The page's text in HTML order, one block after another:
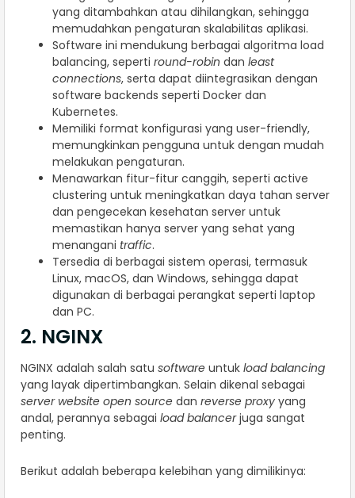
yang ditambahkan atau dihilangkan, sehingga
memudahkan pengaturan skalabilitas aplikasi.
Software ini mendukung berbagai algoritma load
balancing, seperti round-robin dan least
connections, serta dapat diintegrasikan dengan
software backends seperti Docker dan
Kubernetes.
Memiliki format konfigurasi yang user-friendly,
memungkinkan pengguna untuk dengan mudah
melakukan pengaturan.
Menawarkan fitur-fitur canggih, seperti active
clustering untuk meningkatkan daya tahan server
dan pengecekan kesehatan server untuk
memastikan hanya server yang sehat yang
menangani traffic.
Tersedia di berbagai sistem operasi, termasuk
Linux, macOS, dan Windows, sehingga dapat
digunakan di berbagai perangkat seperti laptop
dan PC.
2. NGINX
NGINX adalah salah satu software untuk load balancing
yang layak dipertimbangkan. Selain dikenal sebagai
server website open source dan reverse proxy yang
andal, perannya sebagai load balancerjuga sangat
penting.
Berikut adalah beberapa kelebihan yang dimilikinya: